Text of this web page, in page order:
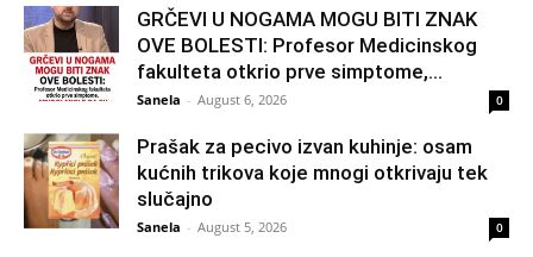
GRČEVI U NOGAMA MOGU BITI ZNAK
OVE BOLESTI: Profesor Medicinskog
fakulteta otkrio prve simptome,...
Sanela - August 6, 2026 0
Prašak za pecivo izvan kuhinje: osam
kućnih trikova koje mnogi otkrivaju tek
slučajno
Sanela - August 5, 2026 0